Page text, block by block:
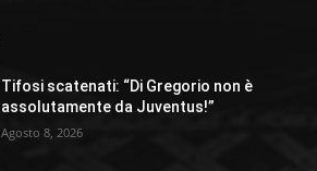
Tifosi scatenati: “Di Gregorio non è
assolutamente da Juventus!”
Agosto 8, 2026